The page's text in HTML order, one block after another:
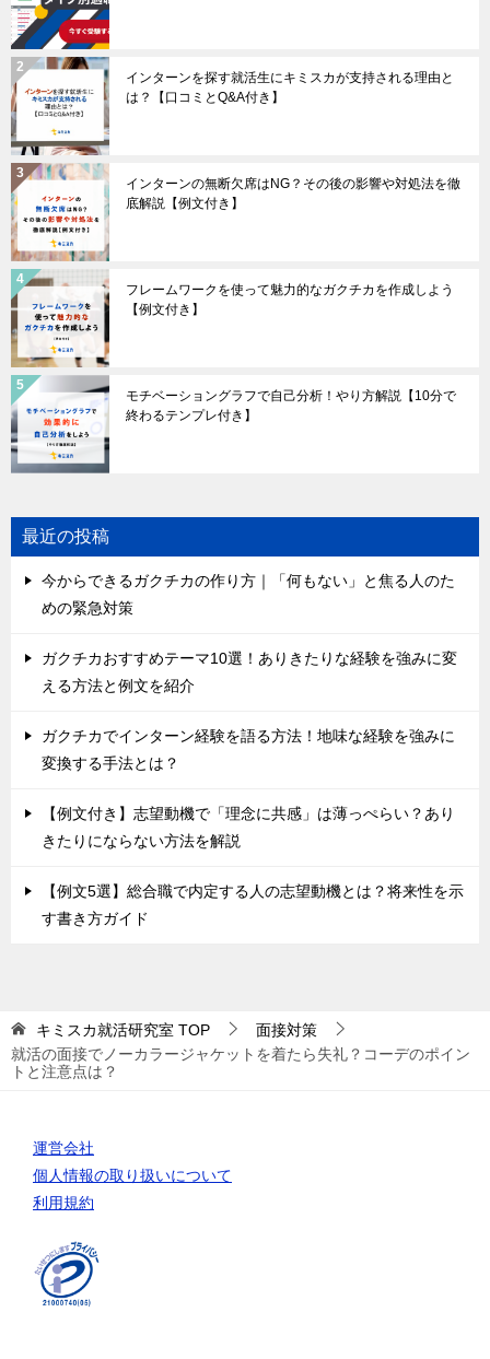
インターンを探す就活生にキミスカが支持される理由と
は？【口コミとQ&A付き】
インターンの無断欠席はNG？その後の影響や対処法を徹
底解説【例文付き】
フレームワークを使って魅力的なガクチカを作成しよう
【例文付き】
モチベーショングラフで自己分析！やり方解説【10分で
終わるテンプレ付き】
最近の投稿
今からできるガクチカの作り方｜「何もない」と焦る人のた
めの緊急対策
ガクチカおすすめテーマ10選！ありきたりな経験を強みに変
える方法と例文を紹介
ガクチカでインターン経験を語る方法！地味な経験を強みに
変換する手法とは？
【例文付き】志望動機で「理念に共感」は薄っぺらい？あり
きたりにならない方法を解説
【例文5選】総合職で内定する人の志望動機とは？将来性を示
す書き方ガイド
キミスカ就活研究室 TOP
面接対策
就活の面接でノーカラージャケットを着たら失礼？コーデのポイン
トと注意点は？
運営会社
個人情報の取り扱いについて
利用規約